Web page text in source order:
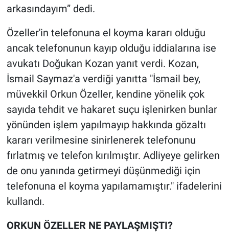
arkasındayım” dedi.
Özeller'in telefonuna el koyma kararı olduğu
ancak telefonunun kayıp olduğu iddialarına ise
avukatı Doğukan Kozan yanıt verdi. Kozan,
İsmail Saymaz'a verdiği yanıtta "İsmail bey,
müvekkil Orkun Özeller, kendine yönelik çok
sayıda tehdit ve hakaret suçu işlenirken bunlar
yönünden işlem yapılmayıp hakkında gözaltı
kararı verilmesine sinirlenerek telefonunu
fırlatmış ve telefon kırılmıştır. Adliyeye gelirken
de onu yanında getirmeyi düşünmediği için
telefonuna el koyma yapılamamıştır." ifadelerini
kullandı.
ORKUN ÖZELLER NE PAYLAŞMIŞTI?
Popüler
Programlar
Sağlık
Spor
Teknoloji
Türkiye'nin Geleceği
Türkiye'nin Gündemi
Yerel Gündem
Yerel Yaşam